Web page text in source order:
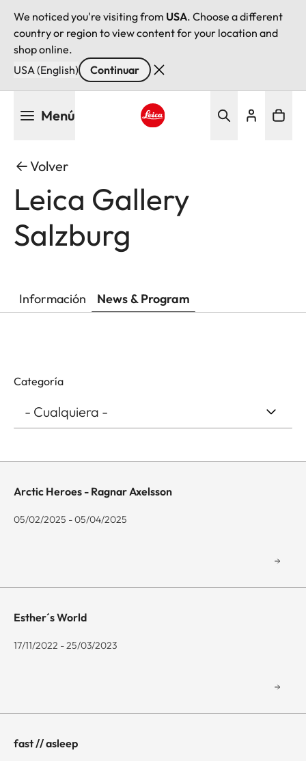
We noticed you're visiting from USA. Choose a different
country or region to view content for your location and
shop online.
USA (English)
Continuar
Menú
Volver
Leica Gallery
Salzburg
Información News & Program
Categoría
Arctic Heroes - Ragnar Axelsson
05/02/2025 - 05/04/2025
Esther´s World
17/11/2022 - 25/03/2023
fast // asleep